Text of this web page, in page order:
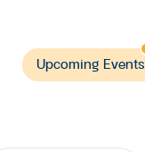
Upcoming Events